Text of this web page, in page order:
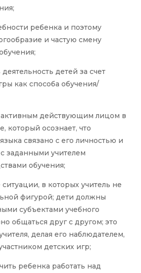
ребенка и поэтому
и частую смену
детей за счет
как способа обучения/
активным действующим лицом в
который осознает, что
связано с его личностью и
заданными учителем
обучения;
ситуации, в которых учитель не
фигурой; дети должны
субъектами учебного
общаться друг с другом; это
делая его наблюдателем,
детских игр;
ребенка работать над